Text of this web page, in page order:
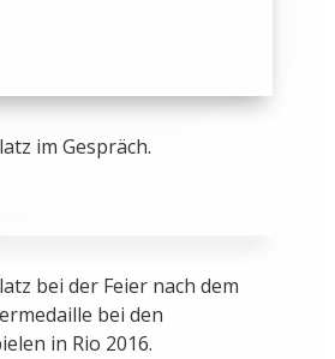
im Gespräch.
bei der Feier nach dem
bei den
in Rio 2016.